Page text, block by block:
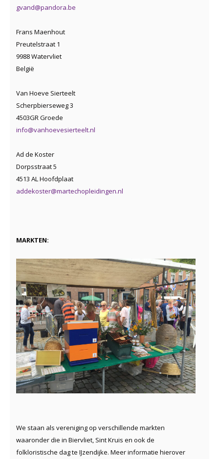
gvand@pandora.be
Frans Maenhout
Preutelstraat 1
9988 Watervliet
België
Van Hoeve Sierteelt
Scherpbierseweg 3
4503GR Groede
info@vanhoevesierteelt.nl
Ad de Koster
Dorpsstraat 5
4513 AL Hoofdplaat
addekoster@martechopleidingen.nl
MARKTEN:
We staan als vereniging op verschillende markten
waaronder die in Biervliet, Sint Kruis en ook de
folkloristische dag te IJzendijke. Meer informatie hierover